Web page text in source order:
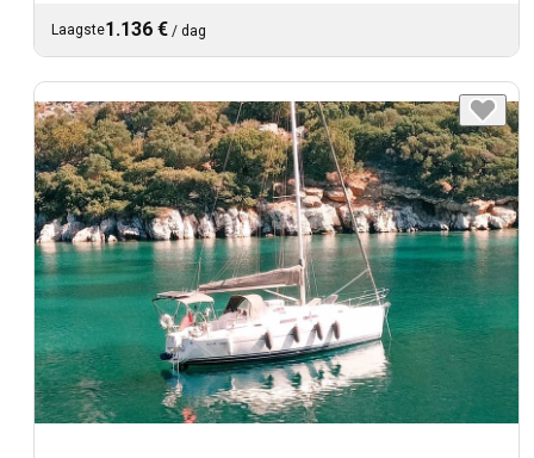
Laagste1.136 € / dag